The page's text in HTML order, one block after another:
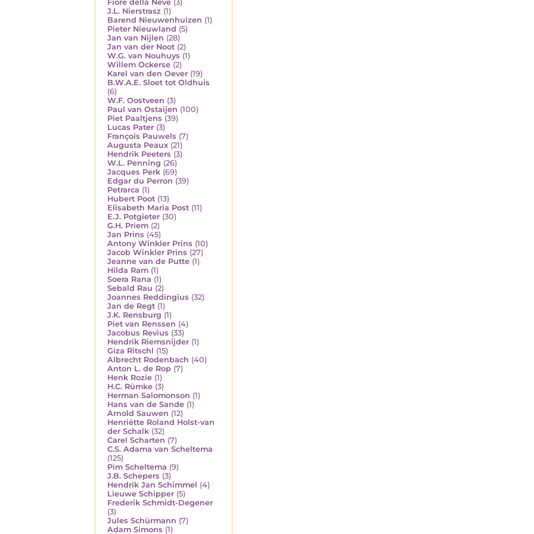
Fiore della Neve (3)
J.L. Nierstrasz (1)
Barend Nieuwenhuizen (1)
Pieter Nieuwland (5)
Jan van Nijlen (28)
Jan van der Noot (2)
W.G. van Nouhuys (1)
Willem Ockerse (2)
Karel van den Oever (19)
B.W.A.E. Sloet tot Oldhuis
(6)
W.F. Oostveen (3)
Paul van Ostaijen (100)
Piet Paaltjens (39)
Lucas Pater (3)
François Pauwels (7)
Augusta Peaux (21)
Hendrik Peeters (3)
W.L. Penning (26)
Jacques Perk (69)
Edgar du Perron (39)
Petrarca (1)
Hubert Poot (13)
Elisabeth Maria Post (11)
E.J. Potgieter (30)
G.H. Priem (2)
Jan Prins (45)
Antony Winkler Prins (10)
Jacob Winkler Prins (27)
Jeanne van de Putte (1)
Hilda Ram (1)
Soera Rana (1)
Sebald Rau (2)
Joannes Reddingius (32)
Jan de Regt (1)
J.K. Rensburg (1)
Piet van Renssen (4)
Jacobus Revius (33)
Hendrik Riemsnijder (1)
Giza Ritschl (15)
Albrecht Rodenbach (40)
Anton L. de Rop (7)
Henk Rozie (1)
H.C. Rümke (3)
Herman Salomonson (1)
Hans van de Sande (1)
Arnold Sauwen (12)
Henriëtte Roland Holst-van
der Schalk (32)
Carel Scharten (7)
C.S. Adama van Scheltema
(125)
Pim Scheltema (9)
J.B. Schepers (3)
Hendrik Jan Schimmel (4)
Lieuwe Schipper (5)
Frederik Schmidt-Degener
(3)
Jules Schürmann (7)
Adam Simons (1)